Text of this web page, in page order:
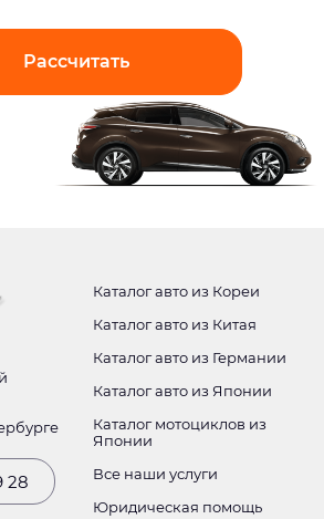
Рассчитать
28
Каталог авто из Кореи
Каталог авто из Китая
Каталог авто из Германии
Каталог авто из Японии
Каталог мотоциклов из
Японии
Все наши услуги
Юридическая помощь